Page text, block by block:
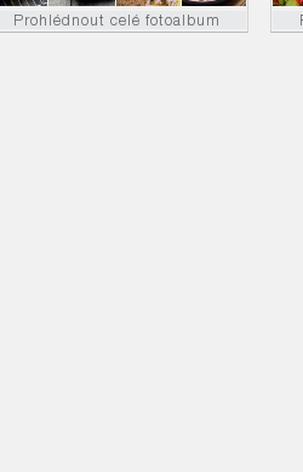
Prohlédnout celé fotoalbum